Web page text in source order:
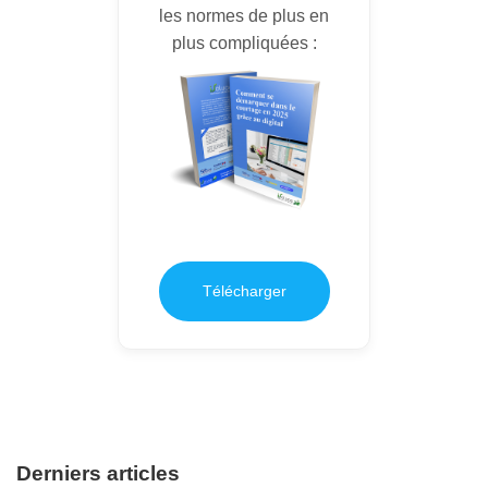
les normes de plus en
plus compliquées :
Télécharger
Derniers articles